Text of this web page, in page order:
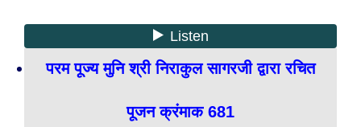
परम पूज्य मुनि श्री निराकुल सागरजी द्वारा रचित
पूजन क्रंमाक 681